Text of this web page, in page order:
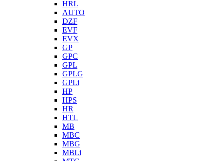
HRL
AUTO
DZF
EVF
EVX
GP
GPC
GPL
GPLG
GPLi
HP
HPS
HR
HTL
MB
MBC
MBG
MBLi